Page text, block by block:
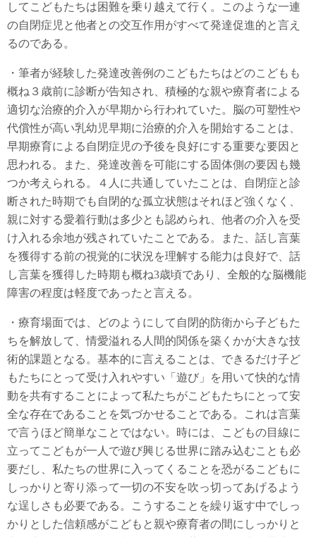
してこどもたちは困難を乗り越えて行く。このような一連
の自閉症児と他者との交互作用がすべて発達促進的と言え
るのである。
・筆者が経験した発達改善例のこどもたちはどのこどもも
概ね３歳前に診断が告知され、積極的な親や療育者による
適切な治療的介入が早期から行われていた。脳の可塑性や
代償性が高い乳幼児早期に治療的介入を開始することは、
早期療育による自閉症児の予後を良好にする重要な要因と
思われる。また、発達改善を可能にする固体側の要因も幾
つか考えられる。４人に共通していたことは、自閉症と診
断された時期でも自閉的な孤立状態はそれほど強くなく、
親に対する愛着行動は多少とも認められ、他者の介入を受
け入れる余地が残されていたことである。また、話し言葉
を獲得する前の視覚的に状況を理解する能力は良好で、話
し言葉を獲得した時期も概ね3歳頃であり、全般的な脳機能
障害の程度は軽度であったと言える。
・療育場面では、どのようにして自閉的防衛から子どもた
ちを解放して、情愛溢れる人間的関係を築くかが大きな技
術的課題となる。基本的に言えることは、できるだけ子ど
もたちにとって受け入れやすい「遊び」を用いて快的な情
動を共有することによって私たちがこどもたちにとって安
全な存在であることを気づかせることである。これは言葉
で言うほど簡単なことではない。時には、こどもの目線に
立ってこどもが一人で遊び興じる世界に踏み込むことも必
要だし、私たちの世界に入ってくることを恐がるこどもに
しっかりと寄り添って一切の不安を吹っ切ってあげるよう
な逞しさも必要である。こうすることを繰り返す中でしっ
かりとした信頼感がこどもと親や療育者の間にしっかりと